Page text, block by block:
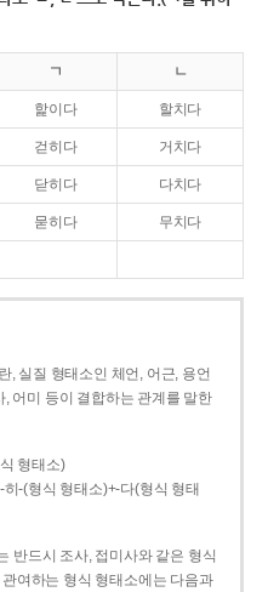
ㄱ ㄴ
핥이다 할치다
걷히다 거치다
닫히다 다치다
묻히다 무치다
, 실질 형태소인 체언, 어근, 용언
어미 등이 결합하는 관계를 말한
형태소)
­-(형식 형태소)+-다(형식 형태
반드시 조사, 접미사와 같은 형식
여하는 형식 형태소에는 다음과